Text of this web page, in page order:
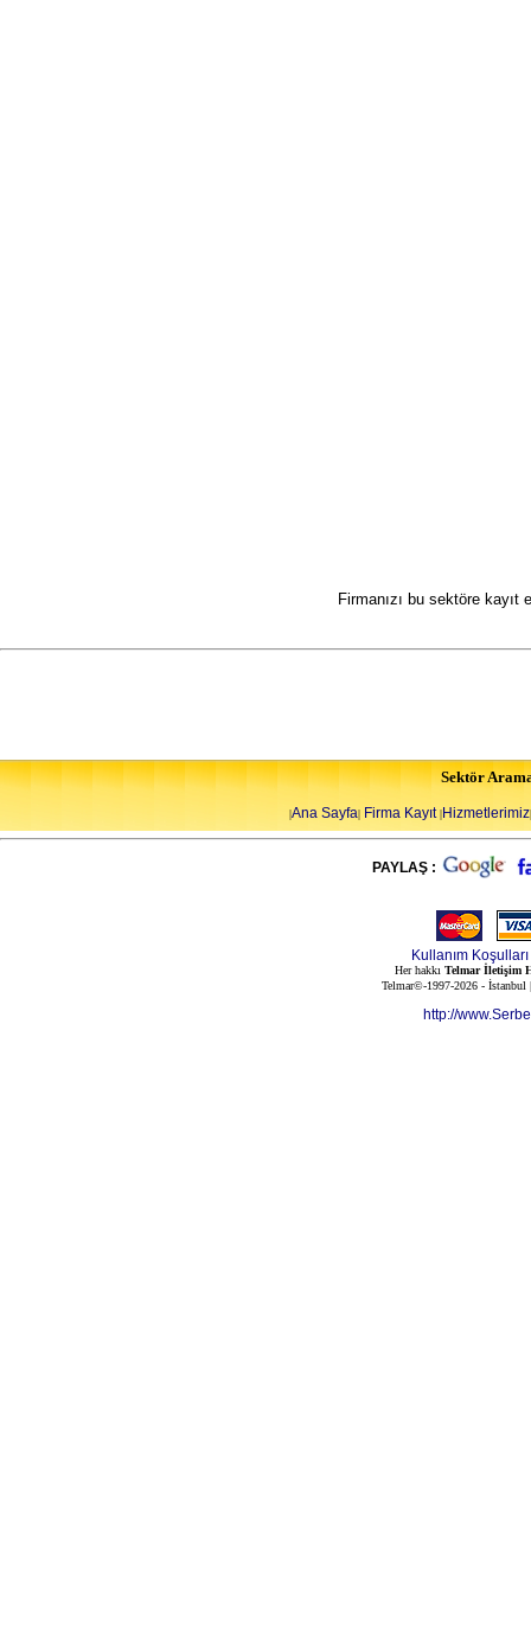
Firmanızı bu sektöre
Sektör
|Ana Sayfa| Firma Kayıt|Hizmetlerimiz|
PAYLAŞ :
Kullanım Koşulları
Her hakkı Telmar İletişim
Telmar©-1997-2026 -
http://